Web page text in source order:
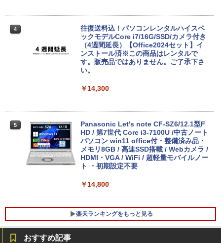
リング ANC 36時間再生
￥3,480
4
往復送料込！パソコンレンタルハイスペ
ックモデルCore i7/16G/SSD/カメラ付き
（4週間延長）【Office2024セット】イ
ンストール済※この商品はレンタルで
す。販売品ではありません。ご了承下さ
い。
￥14,300
5
Panasonic Let's note CF-SZ6/12.1型F
HD / 第7世代 Core i3-7100U /中古ノート
パソコン win11 office付・整備済み品・
メモリ8GB / 高速SSD搭載 / Webカメラ /
HDMI・VGA / WiFi / 超軽量モバイルノー
ト ・初期設定不要
￥14,800
楽天ランキングをもっと見る
おすすめ記事